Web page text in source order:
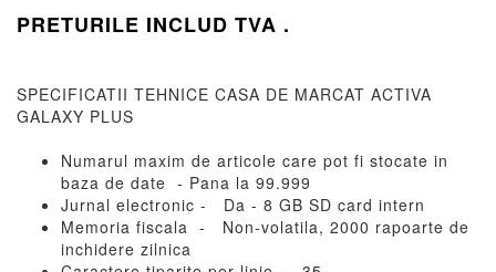
PRETURILE INCLUD TVA .
SPECIFICATII TEHNICE CASA DE MARCAT ACTIVA
GALAXY PLUS
Numarul maxim de articole care pot fi stocate in
baza de date - Pana la 99.999
Jurnal electronic - Da - 8 GB SD card intern
Memoria fiscala - Non-volatila, 2000 rapoarte de
inchidere zilnica